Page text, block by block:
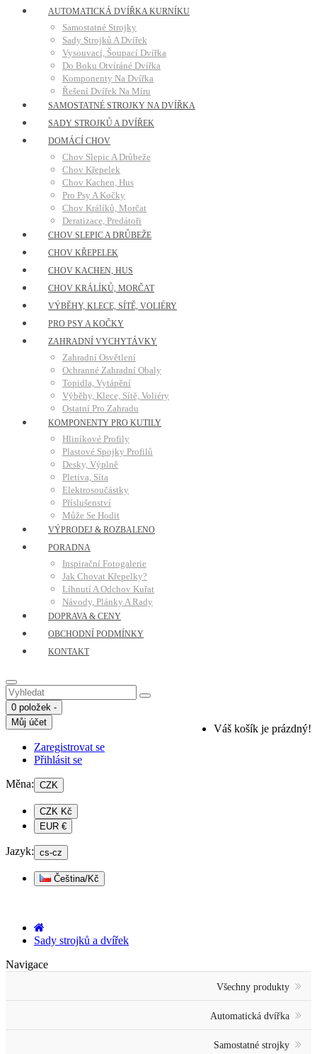
AUTOMATICKÁ DVÍŘKA KURNÍKU
Samostatné Strojky
Sady Strojků A Dvířek
Vysouvací, Šoupací Dvířka
Do Boku Otvíráné Dvířka
Komponenty Na Dvířka
Řešení Dvířek Na Míru
SAMOSTATNÉ STROJKY NA DVÍŘKA
SADY STROJKŮ A DVÍŘEK
DOMÁCÍ CHOV
Chov Slepic A Drůbeže
Chov Křepelek
Chov Kachen, Hus
Pro Psy A Kočky
Chov Králíků, Morčat
Deratizace, Predátoři
CHOV SLEPIC A DRŮBEŽE
CHOV KŘEPELEK
CHOV KACHEN, HUS
CHOV KRÁLÍKŮ, MORČAT
VÝBĚHY, KLECE, SÍTĚ, VOLIÉRY
PRO PSY A KOČKY
ZAHRADNÍ VYCHYTÁVKY
Zahradní Osvětlení
Ochranné Zahradní Obaly
Topidla, Vytápění
Výběhy, Klece, Sítě, Voliéry
Ostatní Pro Zahradu
KOMPONENTY PRO KUTILY
Hliníkové Profily
Plastové Spojky Profilů
Desky, Výplně
Pletiva, Síta
Elektrosoučástky
Příslušenství
Může Se Hodit
VÝPRODEJ & ROZBALENO
PORADNA
Inspirační Fotogalerie
Jak Chovat Křepelky?
Líhnutí A Odchov Kuřat
Návody, Plánky A Rady
DOPRAVA & CENY
OBCHODNÍ PODMÍNKY
KONTAKT
0 položek -
Váš košík je prázdný!
Můj účet
Zaregistrovat se
Přihlásit se
Měna: CZK
CZK Kč
EUR €
Jazyk: cs-cz
Čeština/Kč
Sady strojků a dvířek
Navigace
Všechny produkty
Automatická dvířka
Samostatné strojky